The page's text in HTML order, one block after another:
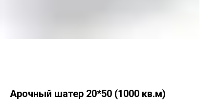
Арочный шатер 20*50 (1000 кв.м)